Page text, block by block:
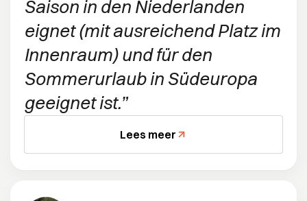
Saison in den Niederlanden
eignet (mit ausreichend Platz im
Innenraum) und für den
Sommerurlaub in Südeuropa
geeignet ist.
Lees meer